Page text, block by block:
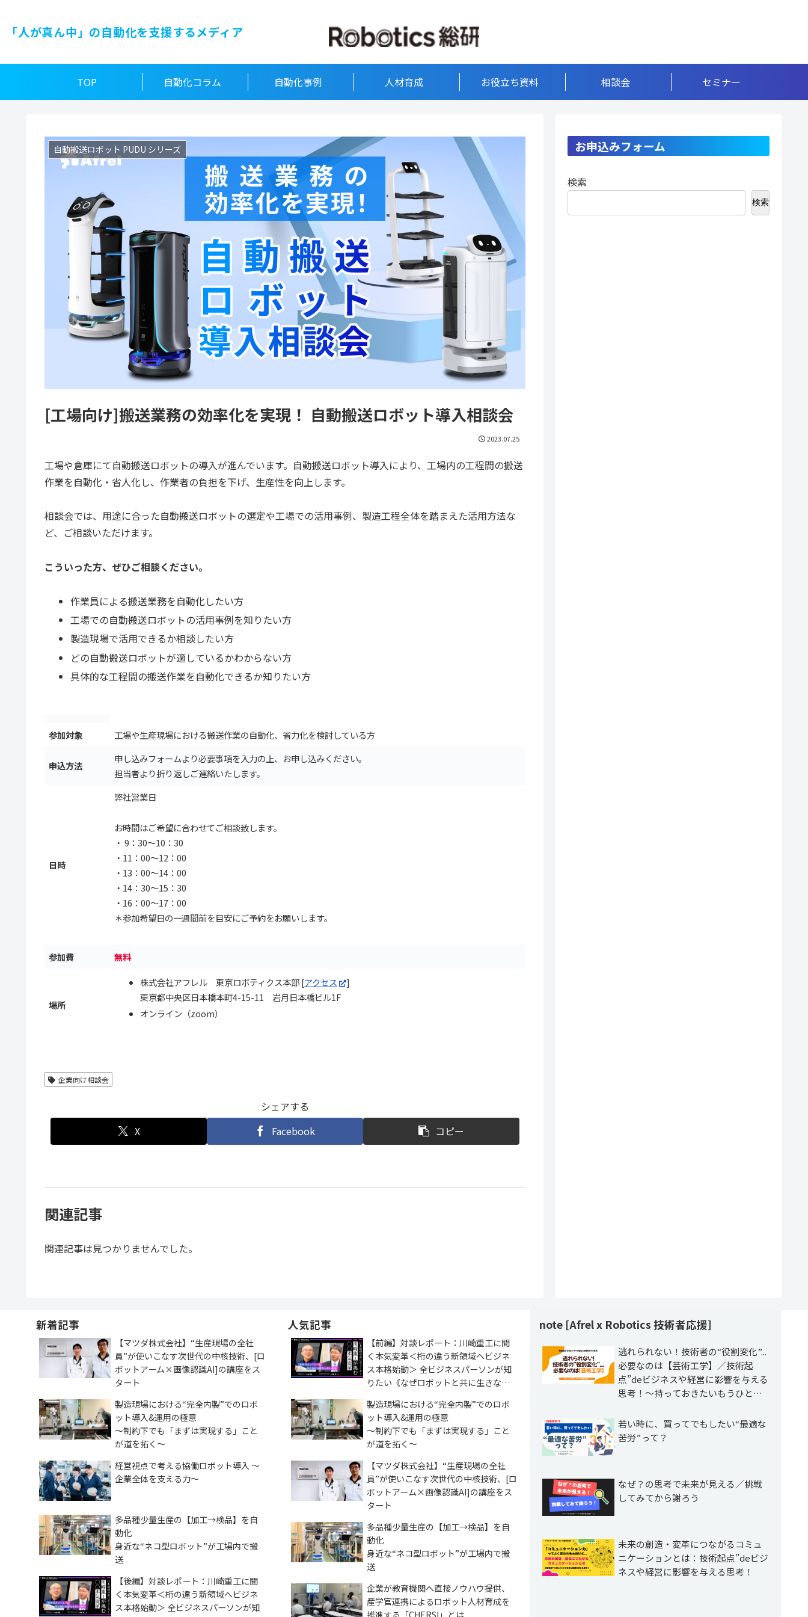
「人が真ん中」の自動化を支援するメディア
TOP 自動化コラム 自動化事例 人材育成 お役立ち資料 相談会 セミナー
自動搬送ロボット PUDU シリーズ
[工場向け]搬送業務の効率化を実現！ 自動搬送ロボット導入相談会
2023.07.25
工場や倉庫にて自動搬送ロボットの導入が進んでいます。自動搬送ロボット導入により、工場内の工程間の搬送
作業を自動化・省人化し、作業者の負担を下げ、生産性を向上します。
相談会では、用途に合った自動搬送ロボットの選定や工場での活用事例、製造工程全体を踏まえた活用方法な
ど、ご相談いただけます。
こういった方、ぜひご相談ください。
作業員による搬送業務を自動化したい方
工場での自動搬送ロボットの活用事例を知りたい方
製造現場で活用できるか相談したい方
どの自動搬送ロボットが適しているかわからない方
具体的な工程間の搬送作業を自動化できるか知りたい方
参加対象 工場や生産現場における搬送作業の自動化、省力化を検討している方
申込方法
申し込みフォームより必要事項を入力の上、お申し込みください。
担当者より折り返しご連絡いたします。
日時
弊社営業日
お時間はご希望に合わせてご相談致します。
・ 9：30～10：30
・11：00～12：00
・13：00～14：00
・14：30～15：30
・16：00～17：00
＊参加希望日の一週間前を目安にご予約をお願いします。
参加費 無料
場所
株式会社アフレル 東京ロボティクス本部 [アクセス
]
東京都中央区日本橋本町4-15-11 岩月日本橋ビル1F
オンライン（zoom）
企業向け相談会
シェアする
X
Facebook コピー
関連記事
関連記事は見つかりませんでした。
お申込みフォーム
検索
検索
新着記事
【マツダ株式会社】“生産現場の全社
員”が使いこなす次世代の中核技術、[ロ
ボットアーム×画像認識AI]の講座をス
タート
製造現場における“完全内製”でのロボ
ット導入&運用の極意
～制約下でも「まずは実現する」こと
が道を拓く～
経営視点で考える協働ロボット導入 ～
企業全体を支える力～
多品種少量生産の【加工→検品】を自
動化
身近な“ネコ型ロボット”が工場内で搬
送
【後編】対談レポート：川崎重工に聞
く本気変革＜桁の違う新領域へビジネ
ス本格始動＞ 全ビジネスパーソンが知
人気記事
【前編】対談レポート：川崎重工に聞
く本気変革＜桁の違う新領域へビジネ
ス本格始動＞ 全ビジネスパーソンが知
りたい《なぜロボットと共に生きなけ
製造現場における“完全内製”でのロボ
ット導入&運用の極意
～制約下でも「まずは実現する」こと
が道を拓く～
【マツダ株式会社】“生産現場の全社
員”が使いこなす次世代の中核技術、[ロ
ボットアーム×画像認識AI]の講座をス
タート
多品種少量生産の【加工→検品】を自
動化
身近な“ネコ型ロボット”が工場内で搬
送
企業が教育機関へ直接ノウハウ提供、
産学官連携によるロボット人材育成を
推進する「CHERSI」とは
note [Afrel x Robotics 技術者応援]
逃れられない！技術者の“役割変化”...
必要なのは【芸術工学】／技術起
点”deビジネスや経営に影響を与える
思考！～持っておきたいもうひとつ
若い時に、買ってでもしたい“最適な
苦労”って？
なぜ？の思考で未来が見える／挑戦
してみてから謝ろう
未来の創造・変革につながるコミュ
ニケーションとは：技術起点”deビジ
ネスや経営に影響を与える思考！